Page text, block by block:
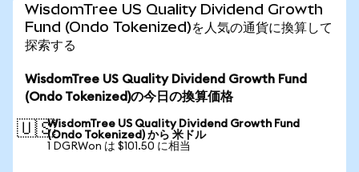
WisdomTree US Quality Dividend Growth
Fund (Ondo Tokenized)を人気の通貨に換算して
探索する
WisdomTree US Quality Dividend Growth Fund
(Ondo Tokenized)の今日の換算価格
🇺🇸WisdomTree US Quality Dividend Growth Fund
(Ondo Tokenized) から 米ドル
1 DGRWon は $101.50 に相当